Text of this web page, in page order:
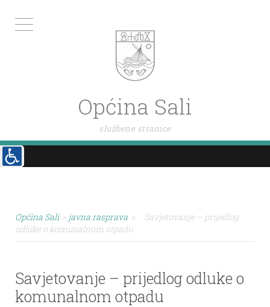
Općina Sali
službene stranice
Općina Sali > javna rasprava >
Savjetovanje – prijedlog
odluke o komunalnom otpadu
Savjetovanje – prijedlog odluke o
komunalnom otpadu